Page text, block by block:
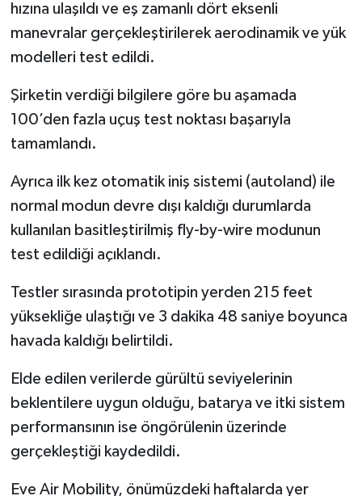
hızına ulaşıldı ve eş zamanlı dört eksenli
manevralar gerçekleştirilerek aerodinamik ve yük
modelleri test edildi.
Şirketin verdiği bilgilere göre bu aşamada
100’den fazla uçuş test noktası başarıyla
tamamlandı.
Ayrıca ilk kez otomatik iniş sistemi (autoland) ile
normal modun devre dışı kaldığı durumlarda
kullanılan basitleştirilmiş fly-by-wire modunun
test edildiği açıklandı.
Testler sırasında prototipin yerden 215 feet
yüksekliğe ulaştığı ve 3 dakika 48 saniye boyunca
havada kaldığı belirtildi.
Elde edilen verilerde gürültü seviyelerinin
beklentilere uygun olduğu, batarya ve itki sistem
performansının ise öngörülenin üzerinde
gerçekleştiği kaydedildi.
Eve Air Mobility, önümüzdeki haftalarda yer